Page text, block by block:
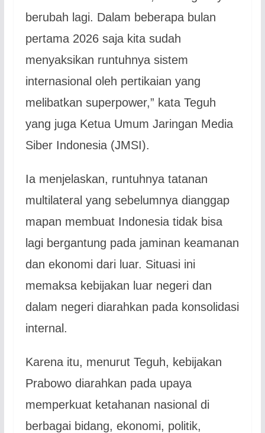
berubah lagi. Dalam beberapa bulan
pertama 2026 saja kita sudah
menyaksikan runtuhnya sistem
internasional oleh pertikaian yang
melibatkan superpower,” kata Teguh
yang juga Ketua Umum Jaringan Media
Siber Indonesia (JMSI).
Ia menjelaskan, runtuhnya tatanan
multilateral yang sebelumnya dianggap
mapan membuat Indonesia tidak bisa
lagi bergantung pada jaminan keamanan
dan ekonomi dari luar. Situasi ini
memaksa kebijakan luar negeri dan
dalam negeri diarahkan pada konsolidasi
internal.
Karena itu, menurut Teguh, kebijakan
Prabowo diarahkan pada upaya
memperkuat ketahanan nasional di
berbagai bidang, ekonomi, politik,